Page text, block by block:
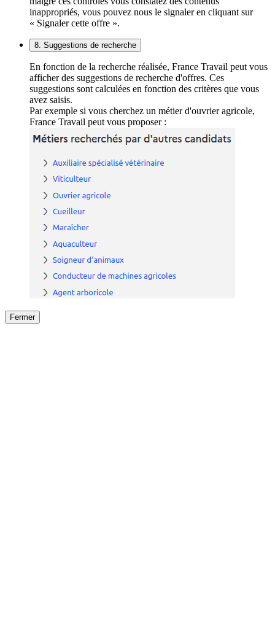
inappropriés, vous pouvez nous le signaler en cliquant sur
« Signaler cette offre ».
8. Suggestions de recherche
En fonction de la recherche réalisée, France Travail peut vous
afficher des suggestions de recherche d'offres. Ces
suggestions sont calculées en fonction des critères que vous
avez saisis.
Par exemple si vous cherchez un métier d'ouvrier agricole,
France Travail peut vous proposer :
Fermer